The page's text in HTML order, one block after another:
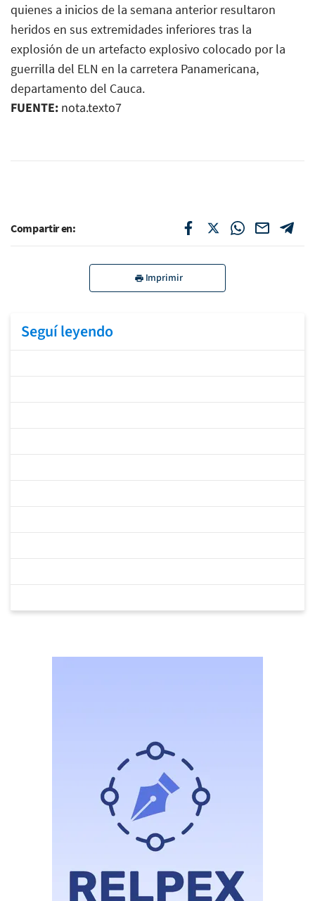
quienes a inicios de la semana anterior resultaron
heridos en sus extremidades inferiores tras la
explosión de un artefacto explosivo colocado por la
guerrilla del ELN en la carretera Panamericana,
departamento del Cauca.
FUENTE: nota.texto7
Compartir en:
Imprimir
Seguí leyendo